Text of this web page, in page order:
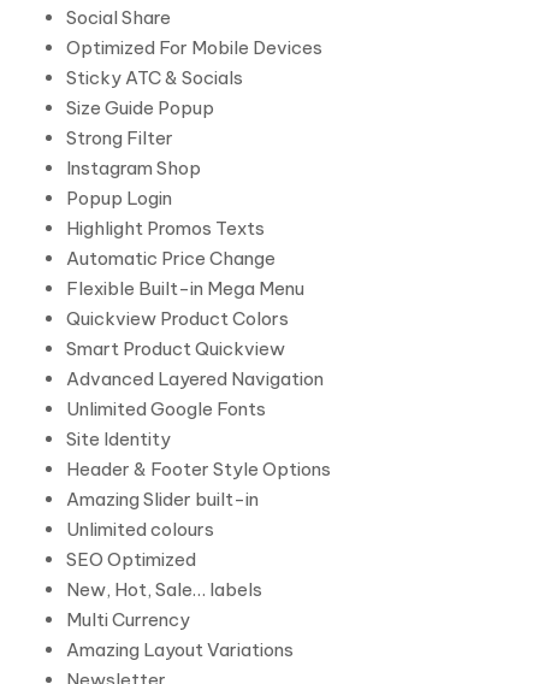
Social Share
Optimized For Mobile Devices
Sticky ATC & Socials
Size Guide Popup
Strong Filter
Instagram Shop
Popup Login
Highlight Promos Texts
Automatic Price Change
Flexible Built-in Mega Menu
Quickview Product Colors
Smart Product Quickview
Advanced Layered Navigation
Unlimited Google Fonts
Site Identity
Header & Footer Style Options
Amazing Slider built-in
Unlimited colours
SEO Optimized
New, Hot, Sale… labels
Multi Currency
Amazing Layout Variations